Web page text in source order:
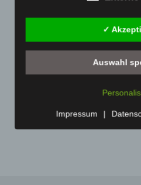
Januar 2021(192)
November 2020(163)
November 2019
Telefon: 0511-215 6000
Fax: 0511-866 789 33
Die Internetseiten verwenden
✓
Auswahl
Impressum |